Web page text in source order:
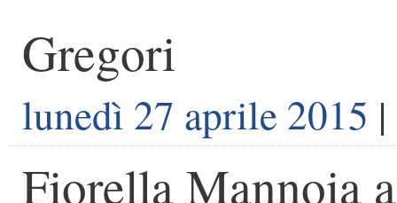
Gregori
lunedì 27 aprile 2015
Fiorella Mannoia